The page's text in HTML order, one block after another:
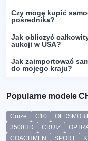
Czy mogę kupić
pośrednika?
Jak obliczyć
aukcji w USA?
Jak zaimportować
do mojego kraju?
Popularne modele
Cruze C10
3500HD
CRUIZ
COACHMEN
SPORT